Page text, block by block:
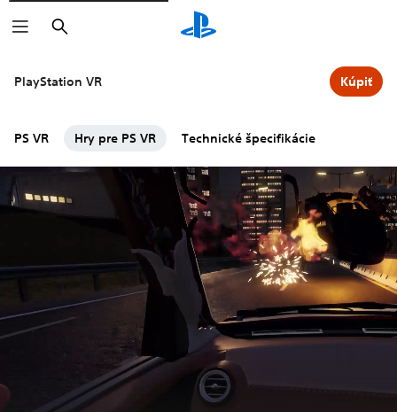
Vyhľadať
PlayStation VR
PS VR Hry pre PS VR Technické špecifikácie
Kúpiť